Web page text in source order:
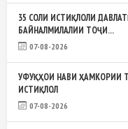
35 СОЛИ ИСТИҚЛОЛИ
БАЙНАЛМИЛАЛИИ ТОҶИ...
07-08-2026
УФУҚҲОИ НАВИ ҲАМКОРИИ
ИСТИҚЛОЛ
07-08-2026